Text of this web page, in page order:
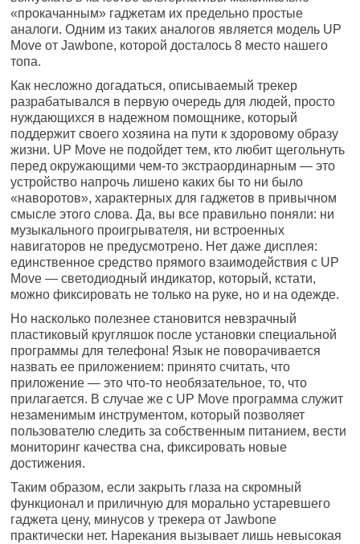
«прокачанным» гаджетам их предельно простые
аналоги. Одним из таких аналогов является модель UP
Move от Jawbone, которой досталось 8 место нашего
топа.
Как несложно догадаться, описываемый трекер
разрабатывался в первую очередь для людей, просто
нуждающихся в надежном помощнике, который
поддержит своего хозяина на пути к здоровому образу
жизни. UP Move не подойдет тем, кто любит щегольнуть
перед окружающими чем-то экстраординарным — это
устройство напрочь лишено каких бы то ни было
«наворотов», характерных для гаджетов в привычном
смысле этого слова. Да, вы все правильно поняли: ни
музыкального проигрывателя, ни встроенных
навигаторов не предусмотрено. Нет даже дисплея:
единственное средство прямого взаимодействия с UP
Move — светодиодный индикатор, который, кстати,
можно фиксировать не только на руке, но и на одежде.
Но насколько полезнее становится невзрачный
пластиковый кругляшок после установки специальной
программы для телефона! Язык не поворачивается
назвать ее приложением: принято считать, что
приложение — это что-то необязательное, то, что
прилагается. В случае же с UP Move программа служит
незаменимым инструментом, который позволяет
пользователю следить за собственным питанием, вести
мониторинг качества сна, фиксировать новые
достижения.
Таким образом, если закрыть глаза на скромный
функционал и приличную для морально устаревшего
гаджета цену, минусов у трекера от Jawbone
практически нет. Нарекания вызывает лишь невысокая